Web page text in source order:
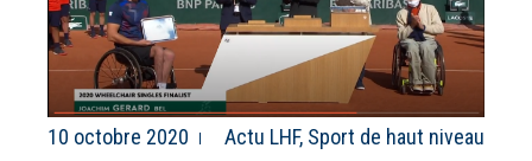
10 octobre 2020 Actu LHF, Sport de haut niveau